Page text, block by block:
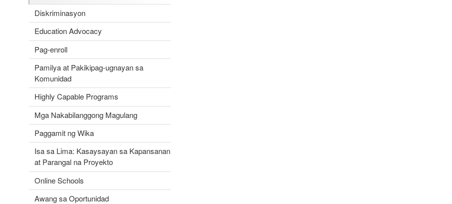
Diskriminasyon
Education Advocacy
Pag-enroll
Pamilya at Pakikipag-ugnayan sa
Komunidad
Highly Capable Programs
Mga Nakabilanggong Magulang
Paggamit ng Wika
Isa sa Lima: Kasaysayan sa Kapansanan
at Parangal na Proyekto
Online Schools
Awang sa Oportunidad